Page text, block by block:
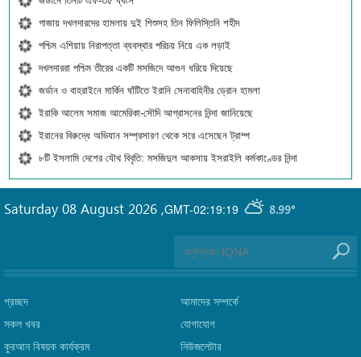
গাজায় দখলদারদের হামলায় দুই শিশুসহ তিন ফিলিস্তিনি শহীদ
পশ্চিম এশিয়ায় নিরাপত্তা ব্যবস্থার পরিচয় নিয়ে এক লড়াই
দখলদাররা পশ্চিম তীরের একটি মসজিদে আগুন ধরিয়ে দিয়েছে
জর্ডান ও বাহরাইনে মার্কিন ঘাঁটিতে ইরানি সেনাবাহিনীর ড্রোন হামলা
ইরাকি আলেম সমাজ আমেরিকা-সৌদি আগ্রাসনের নিন্দা জানিয়েছে
ইরানের বিরুদ্ধে অভিযান সম্প্রসারণ থেকে সরে এসেছেন ট্রাম্প
৮টি ইসলামি দেশের যৌথ বিবৃতি: মসজিদুল আকসায় ইসরাইলি কর্মকাণ্ডের নিন্দা
GMT-02:19:19 8.99°
Saturday 08 August 2026 ,
প্রচ্ছদ
সকল খবর
কুরআন বিষয়ক কার্যক্রম
আমাদের সম্পর্কে
যোগাযোগ
নিউজলেটার